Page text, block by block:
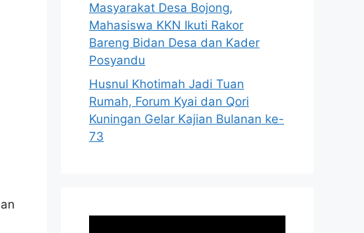
Masyarakat Desa Bojong,
Mahasiswa KKN Ikuti Rakor
Bareng Bidan Desa dan Kader
Posyandu
Husnul Khotimah Jadi Tuan
Rumah, Forum Kyai dan Qori
Kuningan Gelar Kajian Bulanan ke-
73